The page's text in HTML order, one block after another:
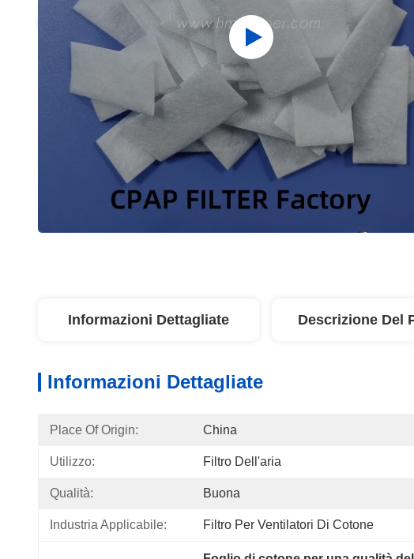
Informazioni Dettagliate Descrizione Del
Informazioni Dettagliate
Place Of Origin: China
Utilizzo: Filtro Dell'aria
Qualità: Buona
Industria Applicabile: Filtro Per Ventilatori Di Cotone